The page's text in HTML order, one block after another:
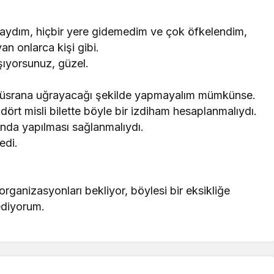
hiçbir yere gidemedim ve çok öfkelendim,
onlarca kişi gibi.
güzel.
uğrayacağı şekilde yapmayalım mümkünse.
misli bilette böyle bir izdiham hesaplanmalıydı.
yapılması sağlanmalıydı.
bekliyor, böylesi bir eksikliğe